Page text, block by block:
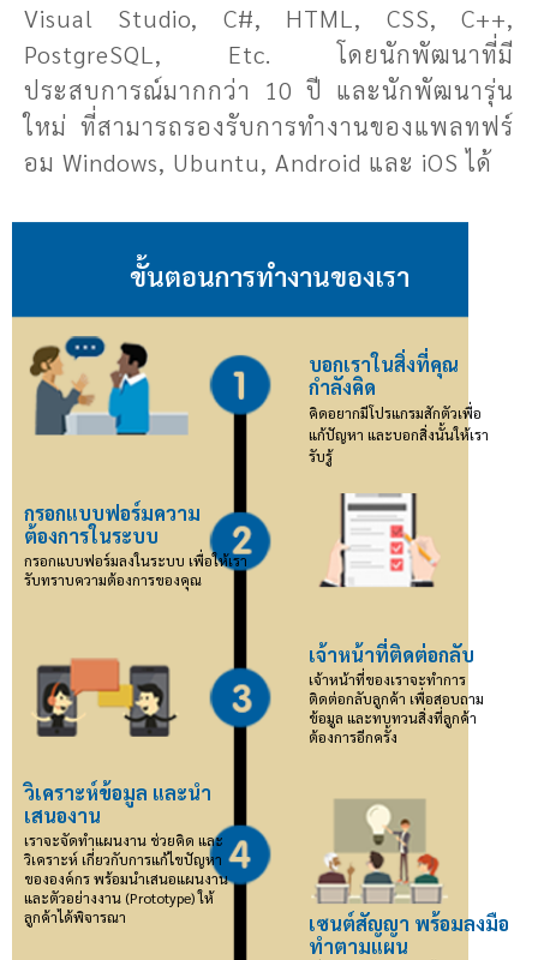
Visual Studio, C#, HTML, CSS, C++,
PostgreSQL, Etc. โดยนักพัฒนาที่มี
ประสบการณ์มากกว่า 10 ปี และนักพัฒนารุ่น
ใหม่ ที่สามารถรองรับการทำงานของแพลทฟร์
อม Windows, Ubuntu, Android และ iOS ได้
ขั้นตอนการทำงานของเรา
บอกเราในสิ่งที่คุณ
กำลังคิด
คิดอยากมีโปรแกรมสักตัวเพื่อ
แก้ปัญหา และบอกสิ่งนั้นให้เรา
รับรู้
กรอกแบบฟอร์มความ
ต้องการในระบบ
กรอกแบบฟอร์มลงในระบบ เพื่อให้เรา
รับทราบความต้องการของคุณ
เจ้าหน้าที่ติดต่อกลับ
เจ้าหน้าที่ของเราจะทำการ
ติดต่อกลับลูกค้า เพื่อสอบถาม
ข้อมูล และทบทวนสิ่งที่ลูกค้า
ต้องการอีกครั้ง
วิเคราะห์ข้อมูล และนำ
เสนองาน
เราจะจัดทำแผนงาน ช่วยคิด และ
วิเคราะห์ เกี่ยวกับการแก้ไขปัญหา
ขององค์กร พร้อมนำเสนอแผนงาน
และตัวอย่างงาน (Prototype) ให้
ลูกค้าได้พิจารณา
เซนต์สัญญา พร้อมลงมือ
ทำตามแผน